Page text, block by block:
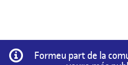
Informació
Formeu part de la